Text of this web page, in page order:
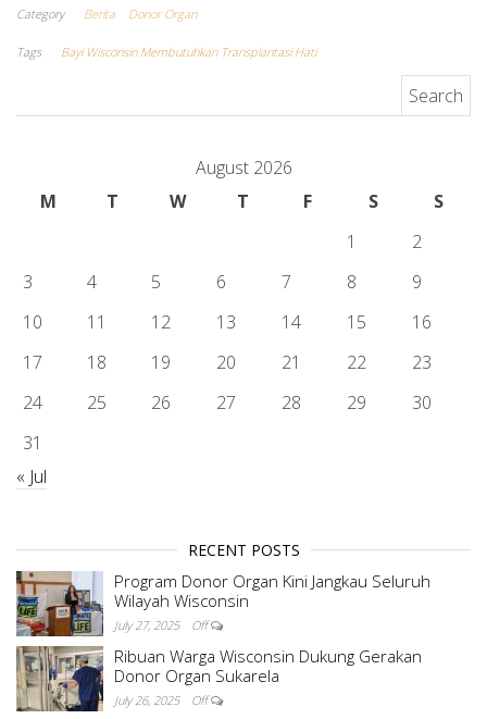
Category Berita Donor Organ
Tags Bayi Wisconsin Membutuhkan Transplantasi Hati
August 2026
M
T W T F S
S
1
2
3
4 5 6 7 8
9
10
11 12 13 14 15
16
17
18 19 20 21 22
23
24
25 26 27 28 29
30
31
« Jul
RECENT POSTS
Program Donor Organ Kini Jangkau Seluruh
Wilayah Wisconsin
July 27, 2025 Off
Ribuan Warga Wisconsin Dukung Gerakan
Donor Organ Sukarela
July 26, 2025 Off